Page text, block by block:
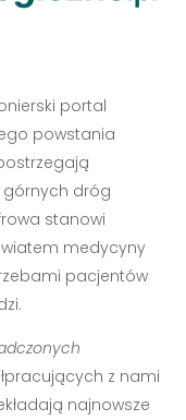
portal
powstania
górnych dróg
stanowi
medycyny
pacjentów
z nami
najnowsze